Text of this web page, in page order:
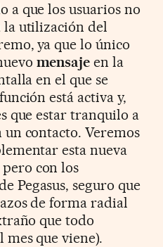
a que los usuarios no
la utilización del
ya que lo único
mensaje en la
en el que se
está activa y,
que estar tranquilo a
contacto. Veremos
esta nueva
con los
Pegasus, seguro que
de forma radial
que todo
que viene).